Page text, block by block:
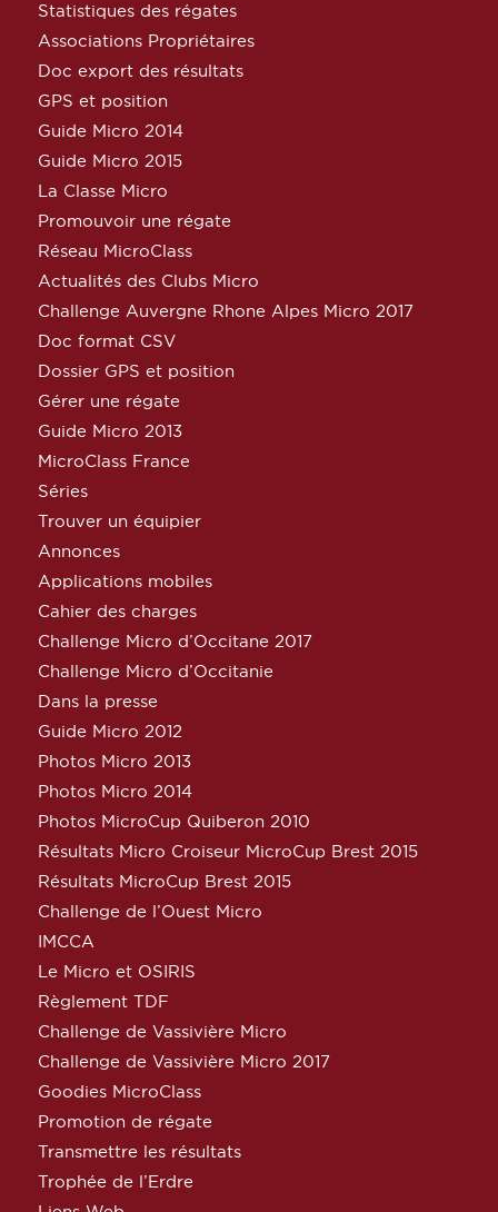
Statistiques des régates
Associations Propriétaires
Doc export des résultats
GPS et position
Guide Micro 2014
Guide Micro 2015
La Classe Micro
Promouvoir une régate
Réseau MicroClass
Actualités des Clubs Micro
Challenge Auvergne Rhone Alpes Micro 2017
Doc format CSV
Dossier GPS et position
Gérer une régate
Guide Micro 2013
MicroClass France
Séries
Trouver un équipier
Annonces
Applications mobiles
Cahier des charges
Challenge Micro d’Occitane 2017
Challenge Micro d’Occitanie
Dans la presse
Guide Micro 2012
Photos Micro 2013
Photos Micro 2014
Photos MicroCup Quiberon 2010
Résultats Micro Croiseur MicroCup Brest 2015
Résultats MicroCup Brest 2015
Challenge de l’Ouest Micro
IMCCA
Le Micro et OSIRIS
Règlement TDF
Challenge de Vassivière Micro
Challenge de Vassivière Micro 2017
Goodies MicroClass
Promotion de régate
Transmettre les résultats
Trophée de l’Erdre